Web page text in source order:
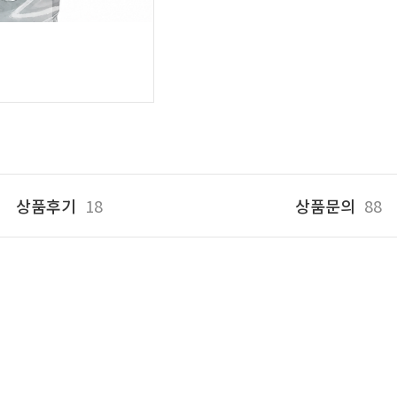
상품후기 18 상품문의 88